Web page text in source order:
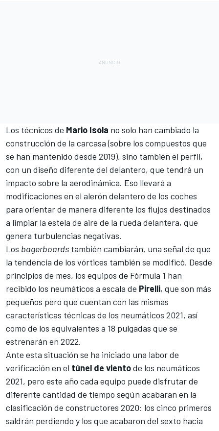
Los técnicos de Mario Isola no solo han cambiado la
construcción de la carcasa (sobre los compuestos que
se han mantenido desde 2019), sino también el perfil,
con un diseño diferente del delantero, que tendrá un
impacto sobre la aerodinámica. Eso llevará a
modificaciones en el alerón delantero de los coches
para orientar de manera diferente los flujos destinados
a limpiar la estela de aire de la rueda delantera, que
genera turbulencias negativas.
Los bagerboards también cambiarán, una señal de que
la tendencia de los vórtices también se modificó. Desde
principios de mes, los equipos de Fórmula 1 han
recibido los neumáticos a escala de Pirelli, que son más
pequeños pero que cuentan con las mismas
características técnicas de los neumáticos 2021, así
como de los equivalentes a 18 pulgadas que se
estrenarán en 2022.
Ante esta situación se ha iniciado una labor de
verificación en el túnel de vientode los neumáticos
2021, pero este año cada equipo puede disfrutar de
diferente cantidad de tiempo según acabaran en la
clasificación de constructores 2020: los cinco primeros
saldrán perdiendo y los que acabaron del sexto hacia